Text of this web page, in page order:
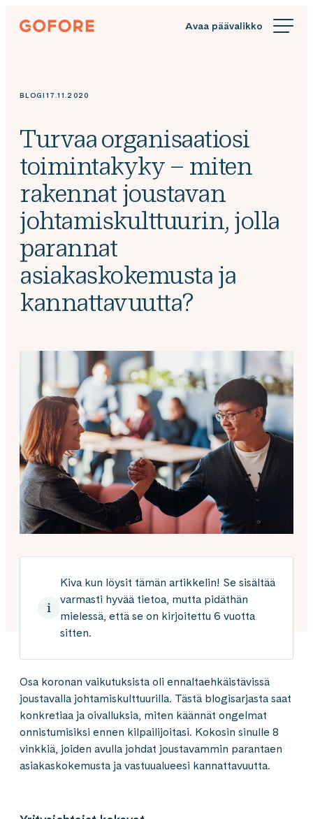
Siirry
suoraan
Gofore
knowledge
BLOGI 17.11.2020
Turvaa organisaatiosi
toimintakyky – miten
rakennat joustavan
johtamiskulttuurin, jolla
parannat
asiakaskokemusta ja
kannattavuutta?
Kiva kun löysit tämän artikkelin! Se sisältää
varmasti hyvää tietoa, mutta pidäthän
mielessä, että se on kirjoitettu 6 vuotta
sitten.
Osa koronan vaikutuksista oli ennaltaehkäistävissä
joustavalla johtamiskulttuurilla. Tästä blogisarjasta saat
konkretiaa ja oivalluksia, miten käännät ongelmat
onnistumisiksi ennen kilpailijoitasi. Kokosin sinulle 8
vinkkiä, joiden avulla johdat joustavammin parantaen
asiakaskokemusta ja vastuualueesi kannattavuutta.